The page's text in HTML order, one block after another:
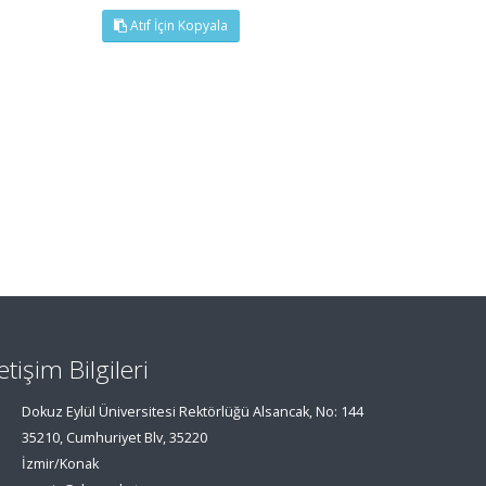
Atıf İçin Kopyala
Bilgileri
Dokuz Eylül Üniversitesi Rektörlüğü Alsancak, No: 144
35210, Cumhuriyet Blv, 35220
İzmir/Konak